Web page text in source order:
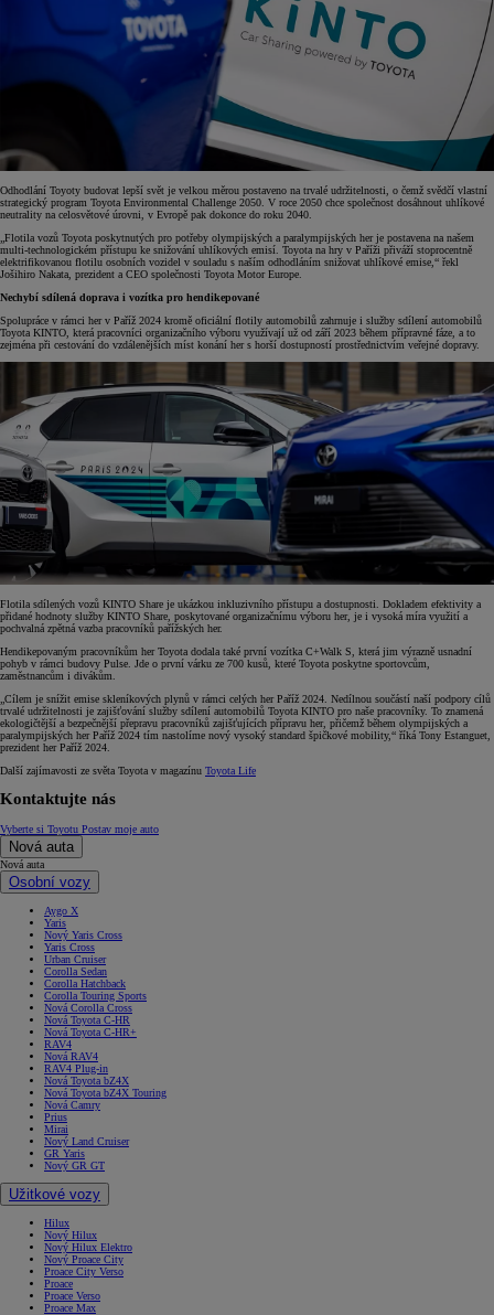
Odhodlání Toyoty budovat lepší svět je velkou měrou postaveno na trvalé udržitelnosti, o čemž svědčí vlastní
strategický program Toyota Environmental Challenge 2050. V roce 2050 chce společnost dosáhnout uhlíkové
neutrality na celosvětové úrovni, v Evropě pak dokonce do roku 2040.
„Flotila vozů Toyota poskytnutých pro potřeby olympijských a paralympijských her je postavena na našem
multi-technologickém přístupu ke snižování uhlíkových emisí. Toyota na hry v Paříži přiváží stoprocentně
elektrifikovanou flotilu osobních vozidel v souladu s naším odhodláním snižovat uhlíkové emise,“ řekl
Jošihiro Nakata, prezident a CEO společnosti Toyota Motor Europe.
Nechybí sdílená doprava i vozítka pro hendikepované
Spolupráce v rámci her v Paříž 2024 kromě oficiální flotily automobilů zahrnuje i služby sdílení automobilů
Toyota KINTO, která pracovníci organizačního výboru využívají už od září 2023 během přípravné fáze, a to
zejména při cestování do vzdálenějších míst konání her s horší dostupností prostřednictvím veřejné dopravy.
Flotila sdílených vozů KINTO Share je ukázkou inkluzivního přístupu a dostupnosti. Dokladem efektivity a
přidané hodnoty služby KINTO Share, poskytované organizačnímu výboru her, je i vysoká míra využití a
pochvalná zpětná vazba pracovníků pařížských her.
Hendikepovaným pracovníkům her Toyota dodala také první vozítka C+Walk S, která jim výrazně usnadní
pohyb v rámci budovy Pulse. Jde o první várku ze 700 kusů, které Toyota poskytne sportovcům,
zaměstnancům i divákům.
„Cílem je snížit emise skleníkových plynů v rámci celých her Paříž 2024. Nedílnou součástí naší podpory cílů
trvalé udržitelnosti je zajišťování služby sdílení automobilů Toyota KINTO pro naše pracovníky. To znamená
ekologičtější a bezpečnější přepravu pracovníků zajišťujících přípravu her, přičemž během olympijských a
paralympijských her Paříž 2024 tím nastolíme nový vysoký standard špičkové mobility,“ říká Tony Estanguet,
prezident her Paříž 2024.
Další zajímavosti ze světa Toyota v magazínu Toyota Life
Kontaktujte nás
Vyberte si Toyotu Postav moje auto
Nová auta
Nová auta
Osobní vozy
Aygo X
Yaris
Nový Yaris Cross
Yaris Cross
Urban Cruiser
Corolla Sedan
Corolla Hatchback
Corolla Touring Sports
Nová Corolla Cross
Nová Toyota C-HR
Nová Toyota C-HR+
RAV4
Nová RAV4
RAV4 Plug-in
Nová Toyota bZ4X
Nová Toyota bZ4X Touring
Nová Camry
Prius
Mirai
Nový Land Cruiser
GR Yaris
Nový GR GT
Užitkové vozy
Hilux
Nový Hilux
Nový Hilux Elektro
Nový Proace City
Proace City Verso
Proace
Proace Verso
Proace Max